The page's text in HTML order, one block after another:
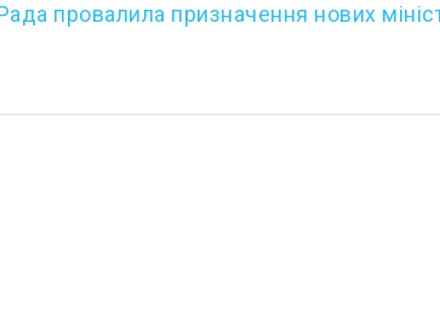
провалила призначення нових